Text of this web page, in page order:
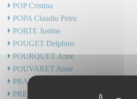
POP Cristina
POPA Claudiu Petru
PORTE Justine
POUGET Delphine
POURQUET Anne
POUVARET Anne
PRADIER Morgan
PRESA Marie